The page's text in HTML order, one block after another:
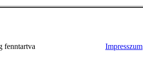
fenntartva Impresszum